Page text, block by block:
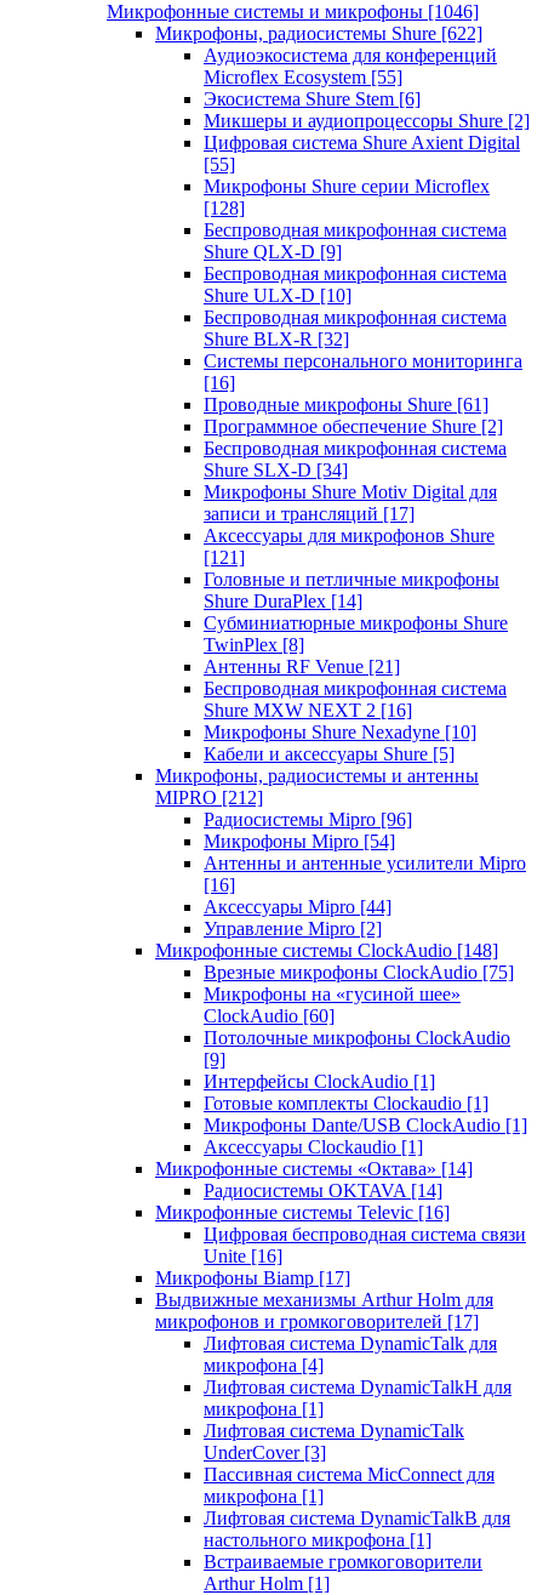
Микрофонные системы и микрофоны [1046]
Микрофоны, радиосистемы Shure [622]
Аудиоэкосистема для конференций
Microflex Ecosystem [55]
Экосистема Shure Stem [6]
Микшеры и аудиопроцессоры Shure [2]
Цифровая система Shure Axient Digital
[55]
Микрофоны Shure серии Microflex
[128]
Беспроводная микрофонная система
Shure QLX-D [9]
Беспроводная микрофонная система
Shure ULX-D [10]
Беспроводная микрофонная система
Shure BLX-R [32]
Системы персонального мониторинга
[16]
Проводные микрофоны Shure [61]
Программное обеспечение Shure [2]
Беспроводная микрофонная система
Shure SLX-D [34]
Микрофоны Shure Motiv Digital для
записи и трансляций [17]
Аксессуары для микрофонов Shure
[121]
Головные и петличные микрофоны
Shure DuraPlex [14]
Субминиатюрные микрофоны Shure
TwinPlex [8]
Антенны RF Venue [21]
Беспроводная микрофонная система
Shure MXW NEXT 2 [16]
Микрофоны Shure Nexadyne [10]
Кабели и аксессуары Shure [5]
Микрофоны, радиосистемы и антенны
MIPRO [212]
Радиосистемы Mipro [96]
Микрофоны Mipro [54]
Антенны и антенные усилители Mipro
[16]
Аксессуары Mipro [44]
Управление Mipro [2]
Микрофонные системы ClockAudio [148]
Врезные микрофоны ClockAudio [75]
Микрофоны на «гусиной шее»
ClockAudio [60]
Потолочные микрофоны ClockAudio
[9]
Интерфейсы ClockAudio [1]
Готовые комплекты Clockaudio [1]
Микрофоны Dante/USB ClockAudio [1]
Аксессуары Clockaudio [1]
Микрофонные системы «Октава» [14]
Радиосистемы OKTAVA [14]
Микрофонные системы Televic [16]
Цифровая беспроводная система связи
Unite [16]
Микрофоны Biamp [17]
Выдвижные механизмы Arthur Holm для
микрофонов и громкоговорителей [17]
Лифтовая система DynamicTalk для
микрофона [4]
Лифтовая система DynamicTalkH для
микрофона [1]
Лифтовая система DynamicTalk
UnderCover [3]
Пассивная система MicConnect для
микрофона [1]
Лифтовая система DynamicTalkB для
настольного микрофона [1]
Встраиваемые громкоговорители
Arthur Holm [1]